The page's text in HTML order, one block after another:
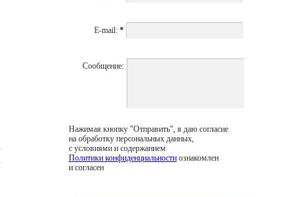
E-mail: *
Сообщение:
Нажимая кнопку "Отправить", я даю согласие
на обработку персональных данных,
с условиями и содержанием
Политики конфиденциальности ознакомлен
и согласен